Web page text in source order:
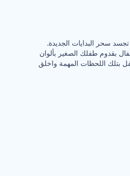
تجسد سحر البدايات الجديدة.
بقدوم طفلك الصغير بألوان
بتلك اللحظات المهمة واخلق